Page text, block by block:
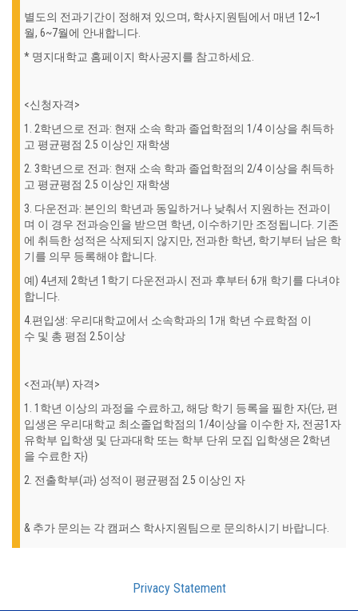
별도의 전과기간이 정해져 있으며, 학사지원팀에서 매년 12~1
월, 6~7월에 안내합니다.
* 명지대학교 홈페이지 학사공지를 참고하세요.
<신청자격>
1. 2학년으로 전과: 현재 소속 학과 졸업학점의 1/4 이상을 취득하
고 평균평점 2.5 이상인 재학생
2. 3학년으로 전과: 현재 소속 학과 졸업학점의 2/4 이상을 취득하
고 평균평점 2.5 이상인 재학생
3. 다운전과: 본인의 학년과 동일하거나 낮춰서 지원하는 전과이
며 이 경우 전과승인을 받으면 학년, 이수하기만 조정됩니다. 기존
에 취득한 성적은 삭제되지 않지만, 전과한 학년, 학기부터 남은 학
기를 의무 등록해야 합니다.
예) 4년제 2학년 1학기 다운전과시 전과 후부터 6개 학기를 다녀야
합니다.
4.편입생: 우리대학교에서 소속학과의 1개 학년 수료학점 이
수 및 총 평점 2.5이상
<전과(부) 자격>
1. 1학년 이상의 과정을 수료하고, 해당 학기 등록을 필한 자(단, 편
입생은 우리대학교 최소졸업학점의 1/4이상을 이수한 자, 전공1자
유학부 입학생 및 단과대학 또는 학부 단위 모집 입학생은 2학년
을 수료한 자)
2. 전출학부(과) 성적이 평균평점 2.5 이상인 자
& 추가 문의는 각 캠퍼스 학사지원팀으로 문의하시기 바랍니다.
Privacy Statement